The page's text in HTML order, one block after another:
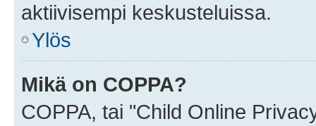
aktiivisempi keskusteluissa.
Ylös
Mikä on COPPA?
COPPA, tai "Child Online